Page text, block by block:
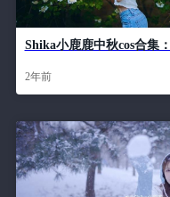
Shika小鹿鹿中秋cos合集
2年前